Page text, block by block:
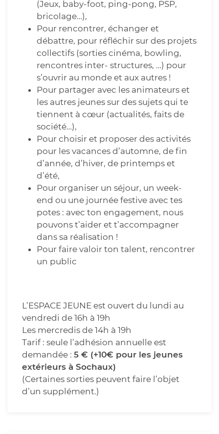
(Jeux, baby-foot, ping-pong, PSP,
bricolage…),
Pour rencontrer, échanger et
débattre, pour réfléchir sur des projets
collectifs (sorties cinéma, bowling,
rencontres inter- structures, …) pour
s’ouvrir au monde et aux autres !
Pour partager avec les animateurs et
les autres jeunes sur des sujets qui te
tiennent à cœur (actualités, faits de
société…),
Pour choisir et proposer des activités
pour les vacances d’automne, de fin
d’année, d’hiver, de printemps et
d’été,
Pour organiser un séjour, un week-
end ou une journée festive avec tes
potes : avec ton engagement, nous
pouvons t’aider et t’accompagner
dans sa réalisation !
Pour faire valoir ton talent, rencontrer
un public
L’ESPACE JEUNE est ouvert du lundi au
vendredi de 16h à 19h
Les mercredis de 14h à 19h
Tarif : seule l’adhésion annuelle est
demandée : 5 € (+10€ pour les jeunes
extérieurs à Sochaux)
(Certaines sorties peuvent faire l’objet
d’un supplément.)